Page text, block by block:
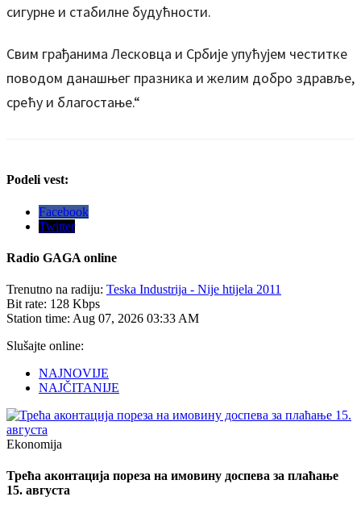
сигурне и стабилне будућности.
Свим грађанима Лесковца и Србије упућујем честитке
поводом данашњег празника и желим добро здравље,
срећу и благостање.“
Podeli vest:
Facebook
Twitter
Radio GAGA online
Trenutno na radiju: Teska Industrija - Nije htijela 2011
Bit rate: 128 Kbps
Station time: Aug 07, 2026 03:33 AM
Slušajte online:
NAJNOVIJE
NAJČITANIJE
Ekonomija
Трећа аконтација пореза на имовину доспева за плаћање
15. августа